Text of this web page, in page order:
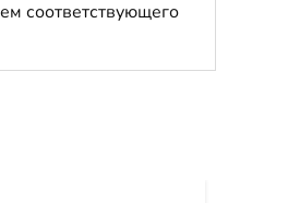
соответствующего